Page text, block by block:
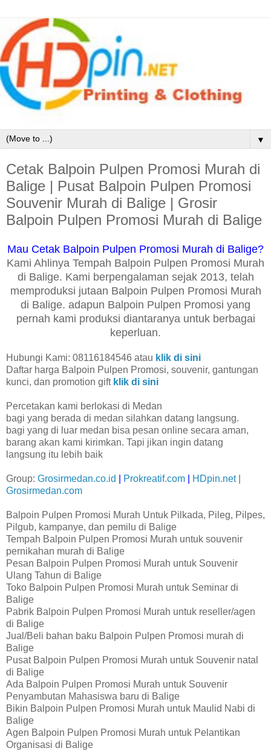
▼
Cetak Balpoin Pulpen Promosi Murah di
Balige | Pusat Balpoin Pulpen Promosi
Souvenir Murah di Balige | Grosir
Balpoin Pulpen Promosi Murah di Balige
Mau Cetak Balpoin Pulpen Promosi Murah di Balige?
Kami Ahlinya Tempah Balpoin Pulpen Promosi Murah
di Balige. Kami berpengalaman sejak 2013, telah
memproduksi jutaan Balpoin Pulpen Promosi Murah
di Balige. adapun Balpoin Pulpen Promosi yang
pernah kami produksi diantaranya untuk berbagai
keperluan.
Hubungi Kami: 08116184546 atau klik di sini
Daftar harga Balpoin Pulpen Promosi, souvenir, gantungan
kunci, dan promotion gift klik di sini
Percetakan kami berlokasi di Medan
bagi yang berada di medan silahkan datang langsung.
bagi yang di luar medan bisa pesan online secara aman,
barang akan kami kirimkan. Tapi jikan ingin datang
langsung itu lebih baik
Group: Grosirmedan.co.id Prokreatif.com HDpin.net|
Grosirmedan.com
Balpoin Pulpen Promosi Murah Untuk Pilkada, Pileg, Pilpes,
Pilgub, kampanye, dan pemilu di Balige
Tempah Balpoin Pulpen Promosi Murah untuk souvenir
pernikahan murah di Balige
Pesan Balpoin Pulpen Promosi Murah untuk Souvenir
Ulang Tahun di Balige
Toko Balpoin Pulpen Promosi Murah untuk Seminar di
Balige
Pabrik Balpoin Pulpen Promosi Murah untuk reseller/agen
di Balige
Jual/Beli bahan baku Balpoin Pulpen Promosi murah di
Balige
Pusat Balpoin Pulpen Promosi Murah untuk Souvenir natal
di Balige
Ada Balpoin Pulpen Promosi Murah untuk Souvenir
Penyambutan Mahasiswa baru di Balige
Bikin Balpoin Pulpen Promosi Murah untuk Maulid Nabi di
Balige
Agen Balpoin Pulpen Promosi Murah untuk Pelantikan
Organisasi di Balige